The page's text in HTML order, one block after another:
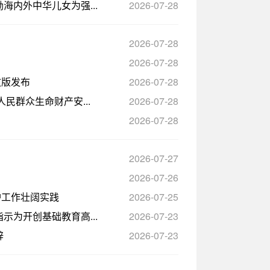
内外中华儿女为强... 2026-07-28
2026-07-28
2026-07-28
发布
2026-07-28
民群众生命财产安...
2026-07-28
2026-07-28
2026-07-27
2026-07-26
作壮阔实践
2026-07-25
为开创基础教育高...
2026-07-23
2026-07-23